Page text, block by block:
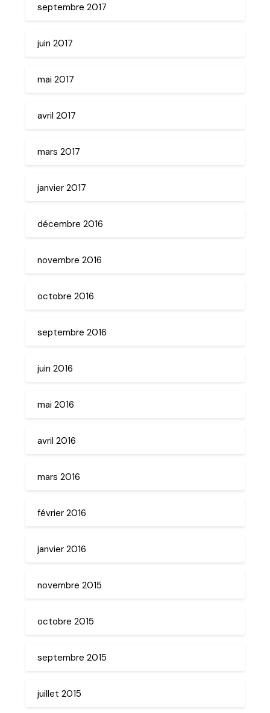
septembre 2017
juin 2017
mai 2017
avril 2017
mars 2017
janvier 2017
décembre 2016
novembre 2016
octobre 2016
septembre 2016
juin 2016
mai 2016
avril 2016
mars 2016
février 2016
janvier 2016
novembre 2015
octobre 2015
septembre 2015
juillet 2015